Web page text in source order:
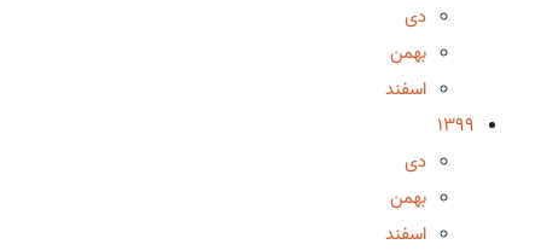
دی
بهمن
اسفند
1399
دی
بهمن
اسفند